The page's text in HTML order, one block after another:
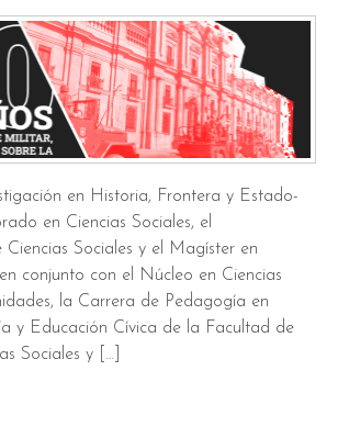
en Historia, Frontera y Estado-
en Ciencias Sociales, el
Sociales y el Magíster en
conjunto con el Núcleo en Ciencias
la Carrera de Pedagogía en
y Educación Cívica de la Facultad de
Sociales y […]